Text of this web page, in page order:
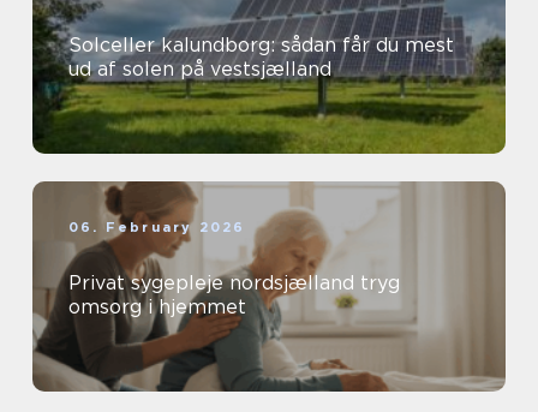
Solceller kalundborg: sådan får du mest
ud af solen på vestsjælland
06. February 2026
Privat sygepleje nordsjælland tryg
omsorg i hjemmet